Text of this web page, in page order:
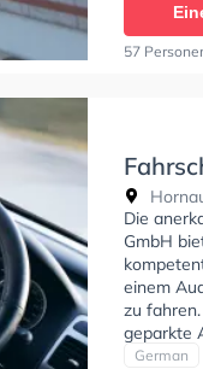
57
Die
GmbH
einem
zu
geparkte
und
German